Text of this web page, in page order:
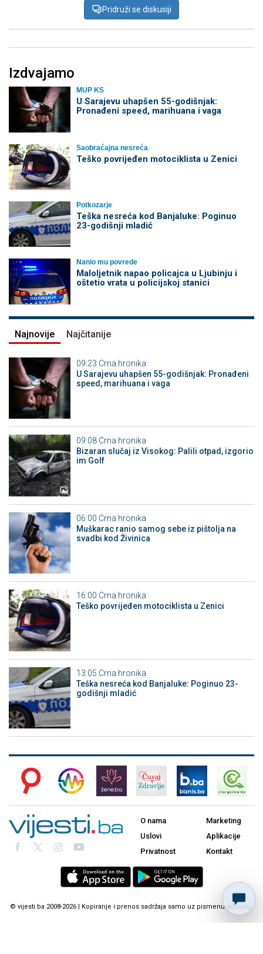
Pridruži se diskusiji
Izdvajamo
MUP KS
U Sarajevu uhapšen 55-godišnjak:
Pronađeni speed, marihuana i vaga
Saobraćajna nesreća
Teško povrijeđen motociklista u Zenici
Potkozarje
Teška nesreća kod Banjaluke: Poginuo
23-godišnji mladić
Nanio mu povrede
Maloljetnik napao policajca u Ljubinju i
oštetio vrata u policijskoj stanici
Najnovije Najčitanije
09:23 Crna hronika
U Sarajevu uhapšen 55-godišnjak: Pronađeni
speed, marihuana i vaga
09:08 Crna hronika
Bizaran slučaj iz Visokog: Palili otpad, izgorio
im Golf
06:00 Crna hronika
Muškarac ranio samog sebe iz pištolja na
svadbi kod Živinica
16:00 Crna hronika
Teško povrijeđen motociklista u Zenici
13:05 Crna hronika
Teška nesreća kod Banjaluke: Poginuo 23-
godišnji mladić
O nama
Uslovi
Privatnost
Marketing
Aplikacije
Kontakt
© vijesti.ba 2008-2026 | Kopiranje i prenos sadržaja samo uz pismenu dozvolu.